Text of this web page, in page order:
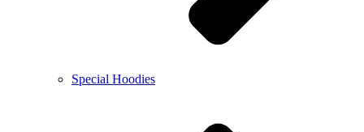
Special Hoodies